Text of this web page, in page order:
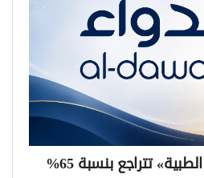
أرباح «الدواء للخدمات الطبية» تتراجع بنسبة 65%